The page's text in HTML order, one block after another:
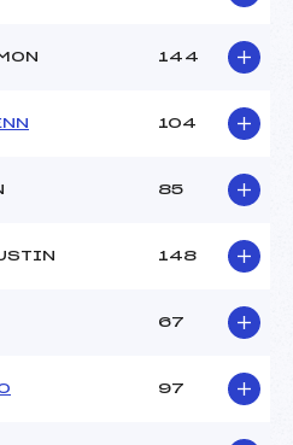
144
104
85
148
67
97